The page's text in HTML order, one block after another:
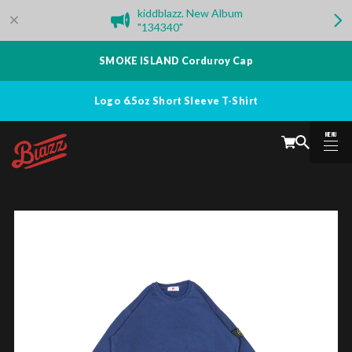
kiddblazz. New Album
"134340"
SMOKE ISLAND Corduroy Cap
Logo 6.5oz Short Sleeve T-Shirt
MENU
CLOSE